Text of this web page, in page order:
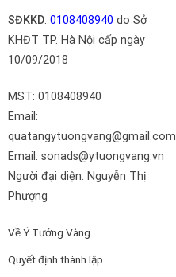
SĐKKD: 0108408940 do Sở
KHĐT TP. Hà Nội cấp ngày
10/09/2018
MST: 0108408940
Email:
quatangytuongvang@gmail.com
Email: sonads@ytuongvang.vn
Người đại diện: Nguyễn Thị
Phượng
Về Ý Tưởng Vàng
Quyết định thành lập